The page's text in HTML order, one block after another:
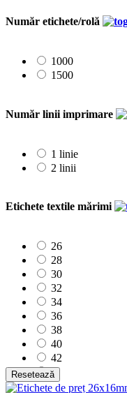
Număr etichete/rolă
1000
1500
Număr linii imprimare
1 linie
2 linii
Etichete textile mărimi
26
28
30
32
34
36
38
40
42
44
46
Resetează